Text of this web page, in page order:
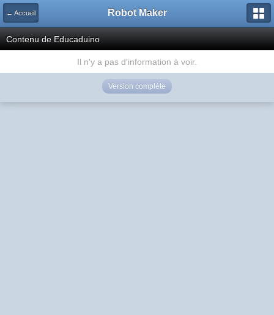
← Accueil Robot Maker
Contenu de Educaduino
Il n'y a pas d'information à voir.
Version complète